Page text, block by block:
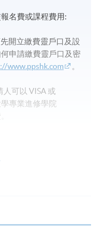
名費或課程費用:
開立繳費靈戶口及設
申請繳費靈戶口及密
www.ppshk.com 。
可以 VISA 或
專業進修學院